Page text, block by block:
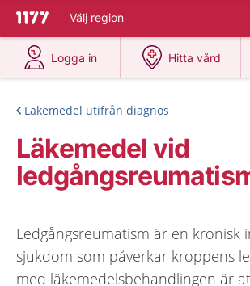
Till startsidan för 1177
Välj region
Logga in
på 1177.se
Hitta vård
på 1177.se
Läkemedel utifrån diagnos
Läkemedel vid
Ledgångsreumatism är en kronisk
sjukdom som påverkar kroppens
med läkemedelsbehandlingen är